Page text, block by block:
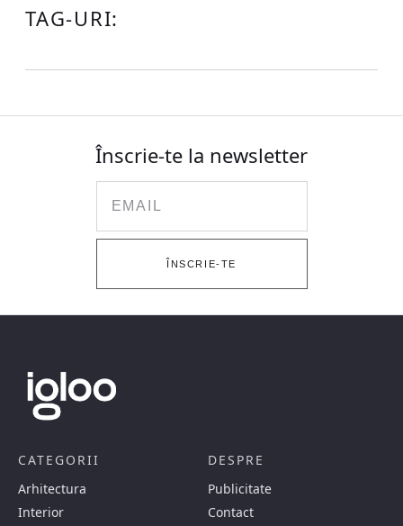
TAG-URI:
Înscrie-te la newsletter
ÎNSCRIE-TE
CATEGORII
Arhitectura
Interior
DESPRE
Publicitate
Contact